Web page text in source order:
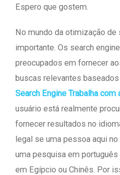
Espero que gostem.
No mundo da otimização de
importante. Os search
preocupados em fornecer
buscas relevantes
Search Engine Trabalha
usuário está realmente
fornecer resultados no
legal se uma pessoa aqui
uma pesquisa em
em Egípcio ou Chinês. Por